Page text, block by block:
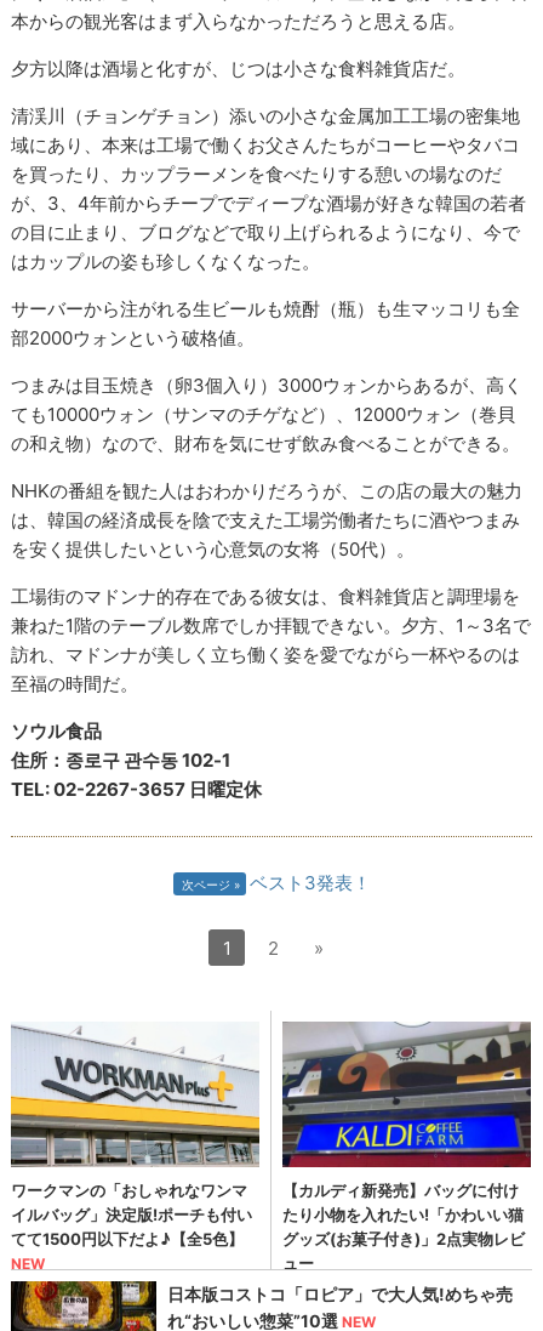
本からの観光客はまず入らなかっただろうと思える店。
夕方以降は酒場と化すが、じつは小さな食料雑貨店だ。
清渓川（チョンゲチョン）添いの小さな金属加工工場の密集地
域にあり、本来は工場で働くお父さんたちがコーヒーやタバコ
を買ったり、カップラーメンを食べたりする憩いの場なのだ
が、3、4年前からチープでディープな酒場が好きな韓国の若者
の目に止まり、ブログなどで取り上げられるようになり、今で
はカップルの姿も珍しくなくなった。
サーバーから注がれる生ビールも焼酎（瓶）も生マッコリも全
部2000ウォンという破格値。
つまみは目玉焼き（卵3個入り）3000ウォンからあるが、高く
ても10000ウォン（サンマのチゲなど）、12000ウォン（巻貝
の和え物）なので、財布を気にせず飲み食べることができる。
NHKの番組を観た人はおわかりだろうが、この店の最大の魅力
は、韓国の経済成長を陰で支えた工場労働者たちに酒やつまみ
を安く提供したいという心意気の女将（50代）。
工場街のマドンナ的存在である彼女は、食料雑貨店と調理場を
兼ねた1階のテーブル数席でしか拝観できない。夕方、1～3名で
訪れ、マドンナが美しく立ち働く姿を愛でながら一杯やるのは
至福の時間だ。
ソウル食品
住所：종로구 관수동 102-1
TEL: 02-2267-3657 日曜定休
次ページ ベスト3発表！
1 2 »